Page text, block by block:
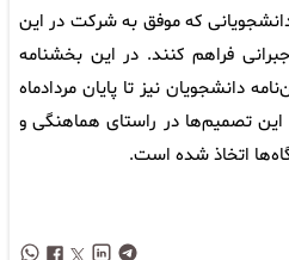
که موفق به شرکت در این
فراهم کنند. در این بخشنامه
دانشجویان نیز تا پایان مردادماه
تصمیم‌ها در راستای هماهنگی و
اتخاذ شده است.